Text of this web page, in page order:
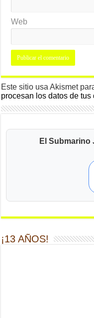
Web
Este sitio usa Akismet
procesan los datos de tus
El Submarino
¡13 AÑOS!